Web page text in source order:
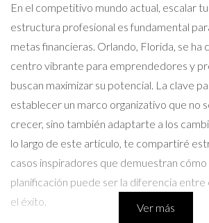
En el competitivo mundo actual, escalar
estructura profesional es fundamental
metas financieras. Orlando, Florida, se ha
centro vibrante para emprendedores y
buscan maximizar su potencial. La clave
establecer un marco organizativo que no
crecer, sino también adaptarte a los
lo largo de este artículo, te compartiré
casos inspiradores que demuestran cómo
planificación puede ser la diferencia
el éxito.
Ver más